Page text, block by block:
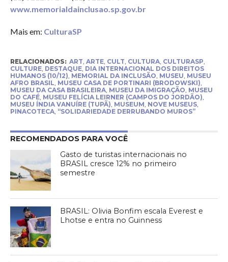
www.memorialdainclusao.sp.gov.br
Mais em: CulturaSP
RELACIONADOS: ART ARTE, CULT CULTURA, CULTURASP
CULTURE, DESTAQUE, DIA INTERNACIONAL DOS DIREITOS
HUMANOS (10/12) MEMORIAL DA INCLUSÃO MUSEU MUSEU
AFRO BRASIL MUSEU CASA DE PORTINARI (BRODOWSKI)
MUSEU DA CASA BRASILEIRA, MUSEU DA IMIGRAÇÃO MUSEU
DO CAFÉ, MUSEU FELÍCIA LEIRNER (CAMPOS DO JORDÃO)
MUSEU ÍNDIA VANUÍRE (TUPÃ) MUSEUM NOVE MUSEUS,
PINACOTECA, “SOLIDARIEDADE DERRUBANDO MUROS”
RECOMENDADOS PARA VOCÊ
Gasto de turistas internacionais no
BRASIL cresce 12% no primeiro
semestre
BRASIL: Olivia Bonfim escala Everest e
Lhotse e entra no Guinness